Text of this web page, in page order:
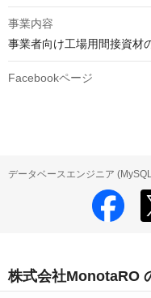
事業内容
事業者向け工場用間接資材
Facebookページ
データベースエンジニア
株式会社MonotaRO